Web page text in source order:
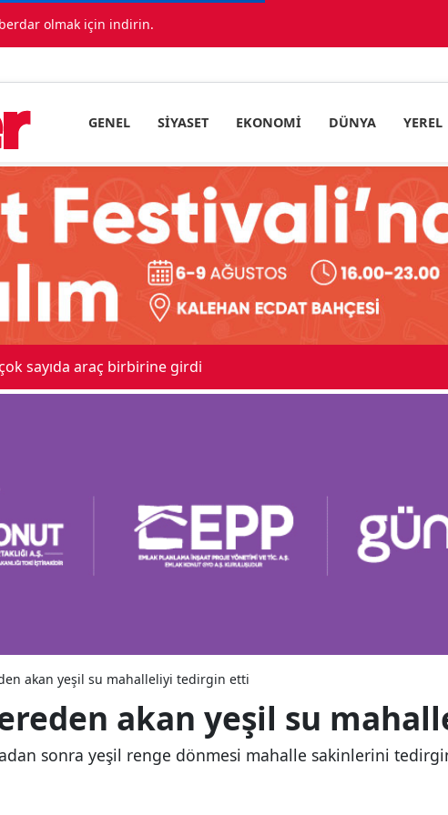
olmak için indirin.
GENEL SIYASET EKONOMI DÜNYA YEREL
sayıda araç birbirine girdi
akan yeşil su mahalleliyi tedirgin etti
akan yeşil su
sonra yeşil renge dönmesi mahalle sakinlerini